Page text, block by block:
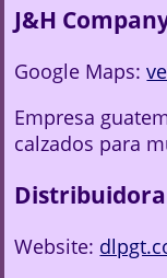
J&H
Google Maps:
Empresa
calzados para
Distribuidora
Website: